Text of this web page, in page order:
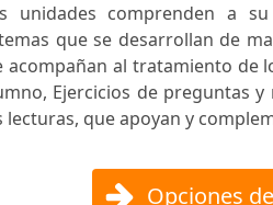
unidades comprenden a
que se desarrollan de
al tratamiento de
Ejercicios de preguntas
lecturas, que apoyan y
Opciones